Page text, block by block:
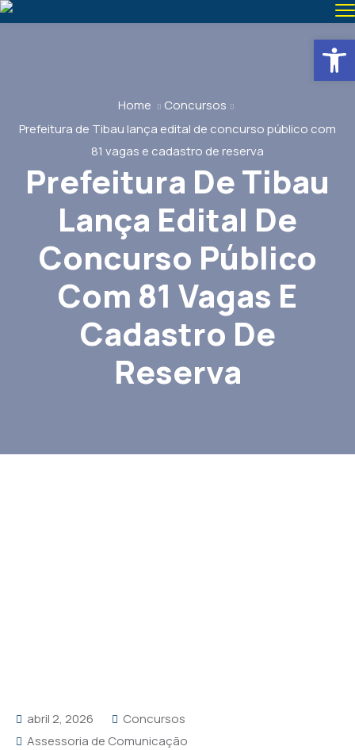
Home
Concursos
Prefeitura de Tibau lança edital de concurso público com
81 vagas e cadastro de reserva
Prefeitura De Tibau
Lança Edital De
Concurso Público
Com 81 Vagas E
Cadastro De
Reserva
abril 2, 2026
Concursos
Assessoria de Comunicação
Abrir